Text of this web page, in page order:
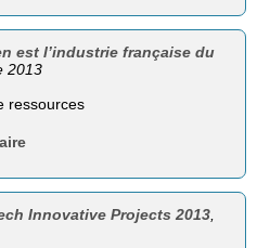
est l’industrie française du
2013
ressources
Innovative Projects 2013